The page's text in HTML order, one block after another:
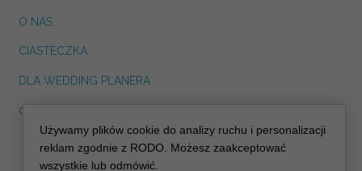
O NAS
CIASTECZKA
DLA WEDDING PLANERA
dreskot.com
info@decoris.pl
Używamy plików cookie do analizy ruchu i personalizacji
reklam zgodnie z RODO. Możesz zaakceptować
wszystkie lub odmówić.